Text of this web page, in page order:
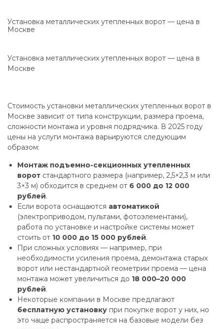
Установка металлических утепленных ворот — цена в
Москве
Установка металлических утепленных ворот — цена в
Москве
Стоимость установки металлических утепленных ворот в
Москве зависит от типа конструкции, размера проема,
сложности монтажа и уровня подрядчика. В 2025 году
цены на услуги монтажа варьируются следующим
образом:
Монтаж подъемно-секционных утепленных
ворот стандартного размера (например, 2,5×2,3 м или
3×3 м) обходится в среднем от 6 000 до 12 000
рублей.
Если ворота оснащаются автоматикой
(электроприводом, пультами, фотоэлементами),
работа по установке и настройке системы может
стоить от 10 000 до 15 000 рублей.
При сложных условиях — например, при
необходимости усиления проема, демонтажа старых
ворот или нестандартной геометрии проема — цена
монтажа может увеличиться до 18 000–20 000
рублей.
Некоторые компании в Москве предлагают
бесплатную установку при покупке ворот у них, но
это чаще распространяется на базовые модели без